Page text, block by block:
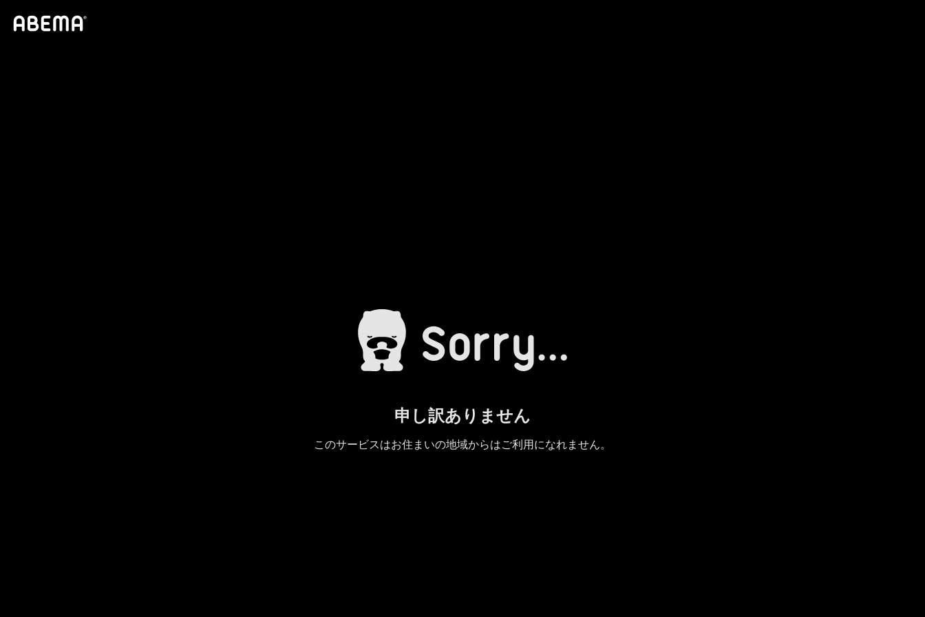
申し訳ありません
このサービスはお住まいの地域からはご利用になれません。